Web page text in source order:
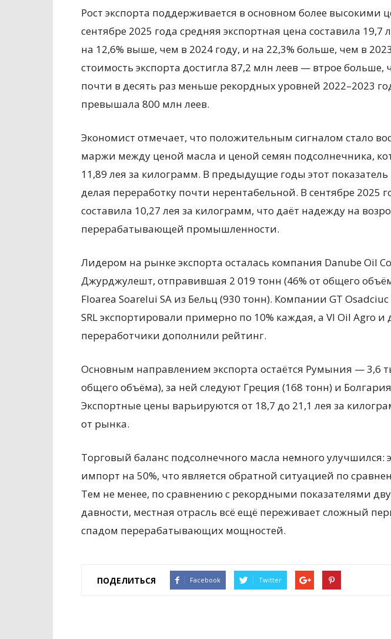
Рост экспорта поддерживается в основном более высокими
сентябре 2025 года средняя экспортная цена составила
на 12,6% выше, чем в 2024 году, и на 22,3% больше, чем в
стоимость экспортa достигла 87,2 млн леев — втрое больше,
почти в десять раз меньше рекордных уровней 2022–2023
превышала 800 млн леев.
Экономист отмечает, что положительным сигналом стало
маржи между ценой масла и ценой семян подсолнечника,
11,89 лея за килограмм. В предыдущие годы этот показатель
делая переработку почти нерентабельной. В сентябре 2025
составила 10,27 лея за килограмм, что даёт надежду на
перерабатывающей промышленности.
Лидером на рынке экспорта осталась компания Danube Oil
Джурджулешт, отправившая 2 019 тонн (46% от общего
Floarea Soarelui SA из Бельц (930 тонн). Компании GT
SRL экспортировали примерно по 10% каждая, а VI Oil Agro и
переработчики дополнили рейтинг.
Основным направлением экспорта остаётся Румыния — 3,6
общего объёма), за ней следуют Греция (168 тонн) и
Экспортные цены варьируются от 18,7 до 21,1 лея за
от рынка.
Торговый баланс подсолнечного масла немного улучшился:
импорт на 50%, что является обратной ситуацией по
Тем не менее, по сравнению с рекордными показателями
давности, местная отрасль всё ещё переживает сложный
спадом перерабатывающих мощностей.
ПОДЕЛИТЬСЯ Facebook Twitter